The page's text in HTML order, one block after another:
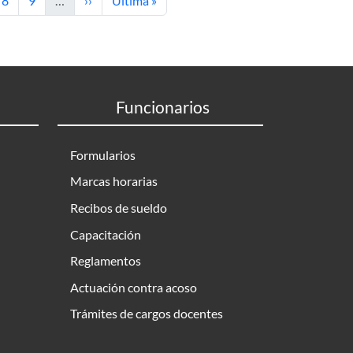
Funcionarios
Formularios
Marcas horarias
Recibos de sueldo
Capacitación
Reglamentos
Actuación contra acoso
Trámites de cargos docentes